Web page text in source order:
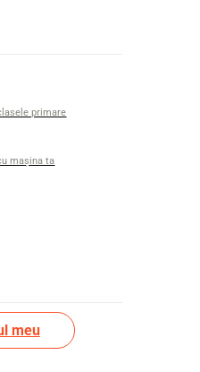
primare
mașina ta
meu